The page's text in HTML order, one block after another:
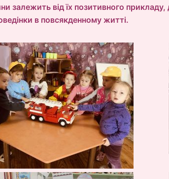
залежить від їх позитивного
в повсякденному житті.